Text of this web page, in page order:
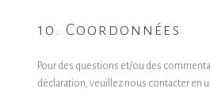
10. Coordonnées
Pour des questions et/ou des
déclaration, veuillez nous contacter en